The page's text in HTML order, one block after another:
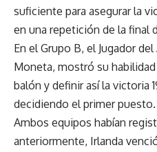
suficiente para asegurar la
en una repetición de la final
En el Grupo B, el Jugador
Moneta, mostró su
balón y definir así la victoria
decidiendo el primer puesto.
Ambos equipos habían
anteriormente, Irlanda